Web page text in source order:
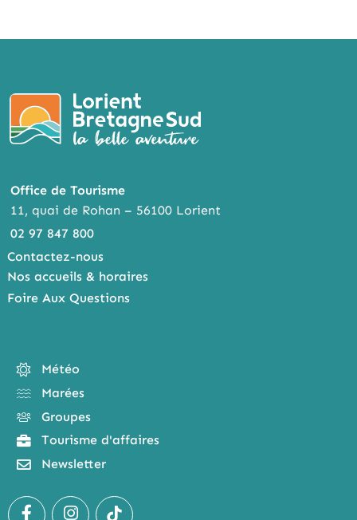
Office de Tourisme
11, quai de Rohan – 56100 Lorient
02 97 847 800
Contactez-nous
Nos accueils & horaires
Foire Aux Questions
Météo
Marées
Groupes
Tourisme d'affaires
Newsletter